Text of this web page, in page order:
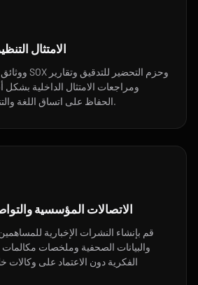
الامتثال
الحفاظ على اتساق اللغة والتنسيق والدقة التنظيمية.
الاتصالات المؤسسية
قم بإنشاء النشرات الإخبارية
والبيانات الصحفية وملخصات مكالمات
الفكرية دون الاعتماد على وكالات